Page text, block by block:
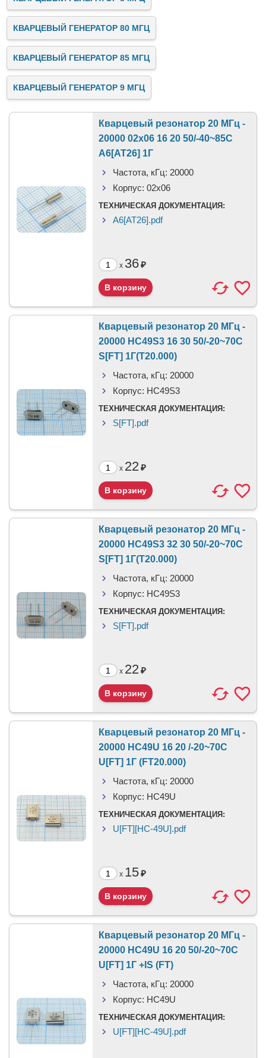
КВАРЦЕВЫЙ ГЕНЕРАТОР 80 МГЦ
КВАРЦЕВЫЙ ГЕНЕРАТОР 85 МГЦ
КВАРЦЕВЫЙ ГЕНЕРАТОР 9 МГЦ
Кварцевый резонатор 20 МГц -
20000 02x06 16 20 50/-40~85C
A6[AT26] 1Г
Частота, кГц: 20000
Корпус: 02x06
ТЕХНИЧЕСКАЯ ДОКУМЕНТАЦИЯ:
A6[AT26].pdf
x 36₽
Кварцевый резонатор 20 МГц -
20000 HC49S3 16 30 50/-20~70C
S[FT] 1Г(T20.000)
Частота, кГц: 20000
Корпус: HC49S3
ТЕХНИЧЕСКАЯ ДОКУМЕНТАЦИЯ:
S[FT].pdf
x 22₽
Кварцевый резонатор 20 МГц -
20000 HC49S3 32 30 50/-20~70C
S[FT] 1Г(T20.000)
Частота, кГц: 20000
Корпус: HC49S3
ТЕХНИЧЕСКАЯ ДОКУМЕНТАЦИЯ:
S[FT].pdf
x 22₽
Кварцевый резонатор 20 МГц -
20000 HC49U 16 20 /-20~70C
U[FT] 1Г (FT20.000)
Частота, кГц: 20000
Корпус: HC49U
ТЕХНИЧЕСКАЯ ДОКУМЕНТАЦИЯ:
U[FT][HC-49U].pdf
x 15₽
Кварцевый резонатор 20 МГц -
20000 HC49U 16 20 50/-20~70C
U[FT] 1Г +IS (FT)
Частота, кГц: 20000
Корпус: HC49U
ТЕХНИЧЕСКАЯ ДОКУМЕНТАЦИЯ:
U[FT][HC-49U].pdf